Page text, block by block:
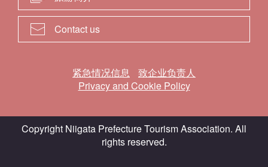
Contact us
紧急情况信息
致企业负责人
Privacy and Cookie Policy
Copyright Niigata Prefecture Tourism Association. All
rights reserved.